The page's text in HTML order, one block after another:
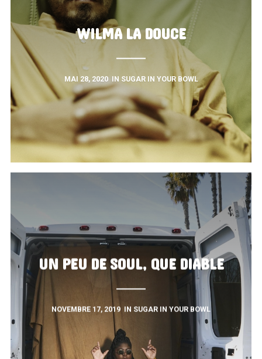
WILMA LA DOUCE
MAI 28, 2020 IN SUGAR IN YOUR BOWL
UN PEU DE SOUL, QUE DIABLE
NOVEMBRE 17, 2019 IN SUGAR IN YOUR BOWL